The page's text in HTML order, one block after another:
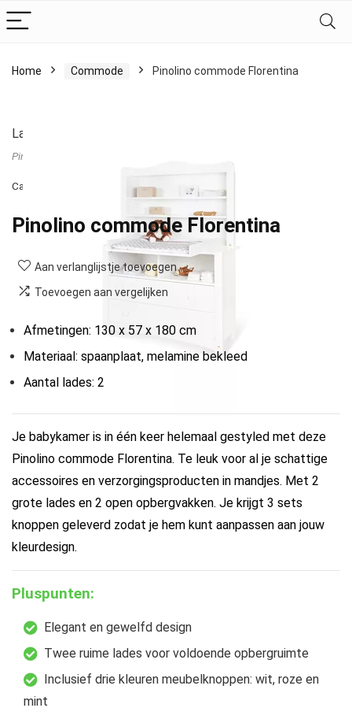
Home Commode Pinolino commode Florentina
Last updated on 18/07/2026 21:05
Pinolino
Categorie:
Pinolino commode Florentina
Aan verlanglijstje toevoegen
Toevoegen aan vergelijken
Afmetingen: 130 x 57 x 180 cm
Materiaal: spaanplaat, melamine bekleed
Aantal lades: 2
Je babykamer is in één keer helemaal gestyled met deze
Pinolino commode Florentina. Te leuk voor al je schattige
accessoires en verzorgingsproducten in mandjes. Met 2
grote lades en 2 open opbergvakken. Je krijgt 3 sets
knoppen geleverd zodat je hem kunt aanpassen aan jouw
kleurdesign.
Pluspunten:
Elegant en gewelfd design
Twee ruime lades voor voldoende opbergruimte
Inclusief drie kleuren meubelknoppen: wit, roze en
mint